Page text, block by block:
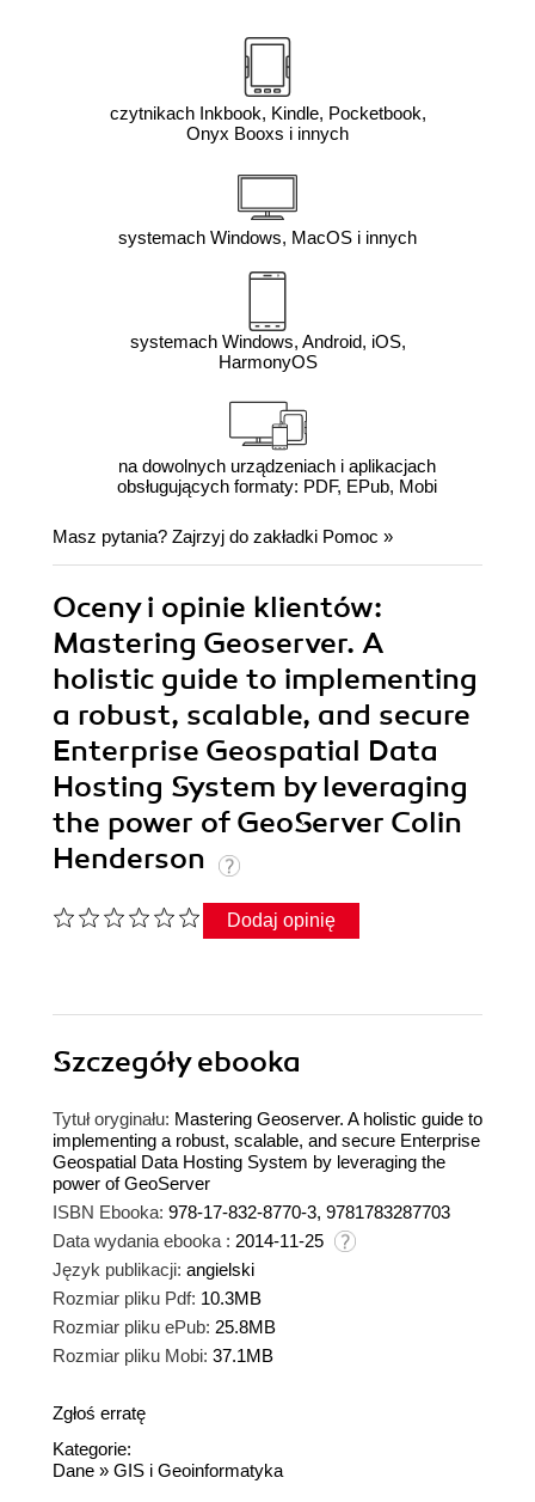
czytnikach Inkbook, Kindle, Pocketbook,
Onyx Booxs i innych
systemach Windows, MacOS i innych
systemach Windows, Android, iOS,
HarmonyOS
na dowolnych urządzeniach i aplikacjach
obsługujących formaty: PDF, EPub, Mobi
Masz pytania? Zajrzyj do zakładki Pomoc »
Oceny i opinie klientów:
Mastering Geoserver. A
holistic guide to implementing
a robust, scalable, and secure
Enterprise Geospatial Data
Hosting System by leveraging
the power of GeoServer Colin
Henderson
Dodaj opinię
Szczegółyebooka
Tytuł oryginału: Mastering Geoserver. A holistic guide to
implementing a robust, scalable, and secure Enterprise
Geospatial Data Hosting System by leveraging the
power of GeoServer
ISBN Ebooka: 978-17-832-8770-3, 9781783287703
Data wydania ebooka : 2014-11-25
Język publikacji: angielski
Rozmiar pliku Pdf: 10.3MB
Rozmiar pliku ePub: 25.8MB
Rozmiar pliku Mobi: 37.1MB
Zgłoś erratę
Kategorie:
Dane » GIS i Geoinformatyka